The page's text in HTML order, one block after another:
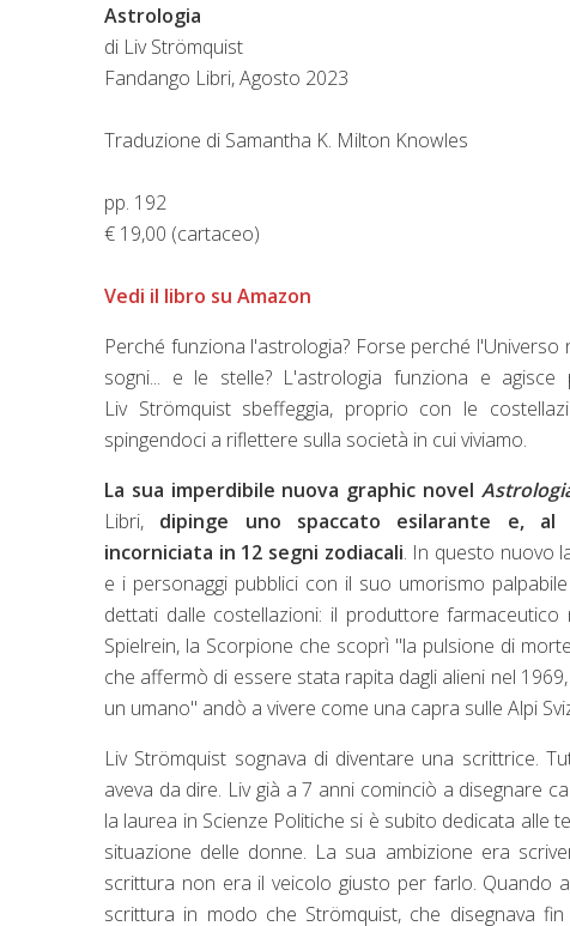
Astrologia
di Liv Strömquist
Fandango Libri, Agosto 2023
Traduzione di Samantha K. Milton Knowles
pp. 192
€ 19,00 (cartaceo)
Vedi il libro su Amazon
Perché funziona l'astrologia? Forse perché
sogni... e le stelle? L'astrologia funziona e agisce
Liv Strömquistsbeffeggia, proprio con le
spingendoci a riflettere sulla società in cui viviamo.
La sua imperdibile nuova graphic novel
Libri, dipinge uno spaccato esilarante e, al
incorniciata in 12 segni zodiacali. In questo nuovo
e i personaggi pubblici con il suo umorismo
dettati dalle costellazioni: il produttore
Spielrein, la Scorpione che scoprì "la pulsione di
che affermò di essere stata rapita dagli alieni nel
un umano" andò a vivere come una capra sulle Alpi
Liv Strömquist sognava di diventare una scrittrice.
aveva da dire. Liv già a 7 anni cominciò a disegnare
la laurea in Scienze Politiche si è subito dedicata alle
situazione delle donne. La sua ambizione era
scrittura non era il veicolo giusto per farlo. Quando
scrittura in modo che Strömquist, che disegnava